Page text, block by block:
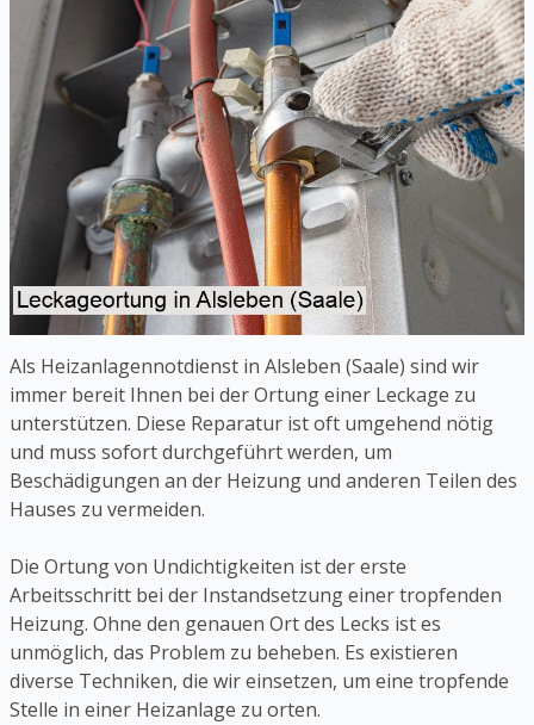
Als Heizanlagennotdienst in Alsleben (Saale) sind wir
immer bereit Ihnen bei der Ortung einer Leckage zu
unterstützen. Diese Reparatur ist oft umgehend nötig
und muss sofort durchgeführt werden, um
Beschädigungen an der Heizung und anderen Teilen des
Hauses zu vermeiden.
Die Ortung von Undichtigkeiten ist der erste
Arbeitsschritt bei der Instandsetzung einer tropfenden
Heizung. Ohne den genauen Ort des Lecks ist es
unmöglich, das Problem zu beheben. Es existieren
diverse Techniken, die wir einsetzen, um eine tropfende
Stelle in einer Heizanlage zu orten.